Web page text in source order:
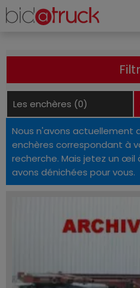
Les enchères (0)
Nous n'avons actuellement
enchères correspondant à
recherche. Mais jetez un œil
avons dénichées pour vous.